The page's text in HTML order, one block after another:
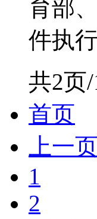
育部
件执
共2页
首页
上一页
1
2